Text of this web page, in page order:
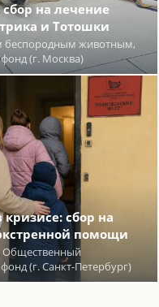
сбор на лечение
и Тотошки
животным,
(г. Москва)
сбор на
помощи
Общественный
(г. Санкт-Петербург)